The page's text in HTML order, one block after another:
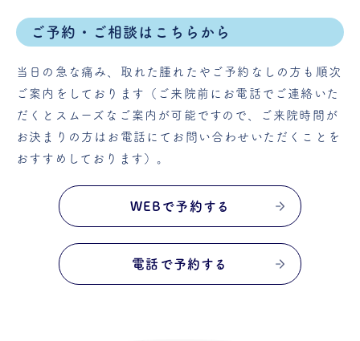
ご予約・ご相談はこちらから
当日の急な痛み、取れた腫れたやご予約なしの方も順次
ご案内をしております（ご来院前にお電話でご連絡いた
だくとスムーズなご案内が可能ですので、ご来院時間が
お決まりの方はお電話にてお問い合わせいただくことを
おすすめしております）。
WEBで予約する
電話で予約する